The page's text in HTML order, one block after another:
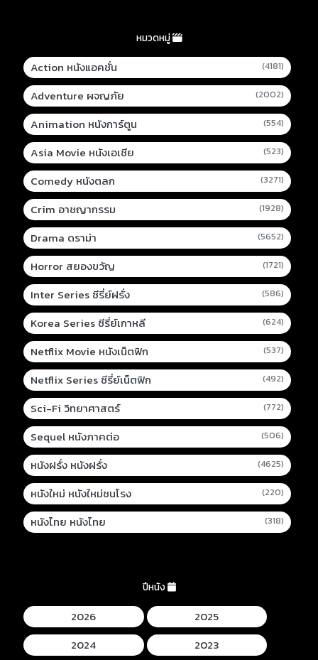
หมวดหมู่
Action หนังแอคชั่น (4181)
Adventure ผจญภัย (2002)
Animation หนังการ์ตูน (554)
Asia Movie หนังเอเชีย (523)
Comedy หนังตลก (3271)
Crim อาชญากรรม (1928)
Drama ดราม่า (5652)
Horror สยองขวัญ (1721)
Inter Series ซีรี่ย์ฝรั่ง (586)
Korea Series ซีรี่ย์เกาหลี (624)
Netflix Movie หนังเน็ตฟิก (537)
Netflix Series ซีรี่ย์เน็ตฟิก (492)
Sci-Fi วิทยาศาสตร์ (772)
Sequel หนังภาคต่อ (506)
หนังฝรั่ง หนังฝรั่ง (4625)
หนังใหม่ หนังใหม่ชนโรง (220)
หนังไทย หนังไทย (318)
ปีหนัง
2026
2025
2024
2023